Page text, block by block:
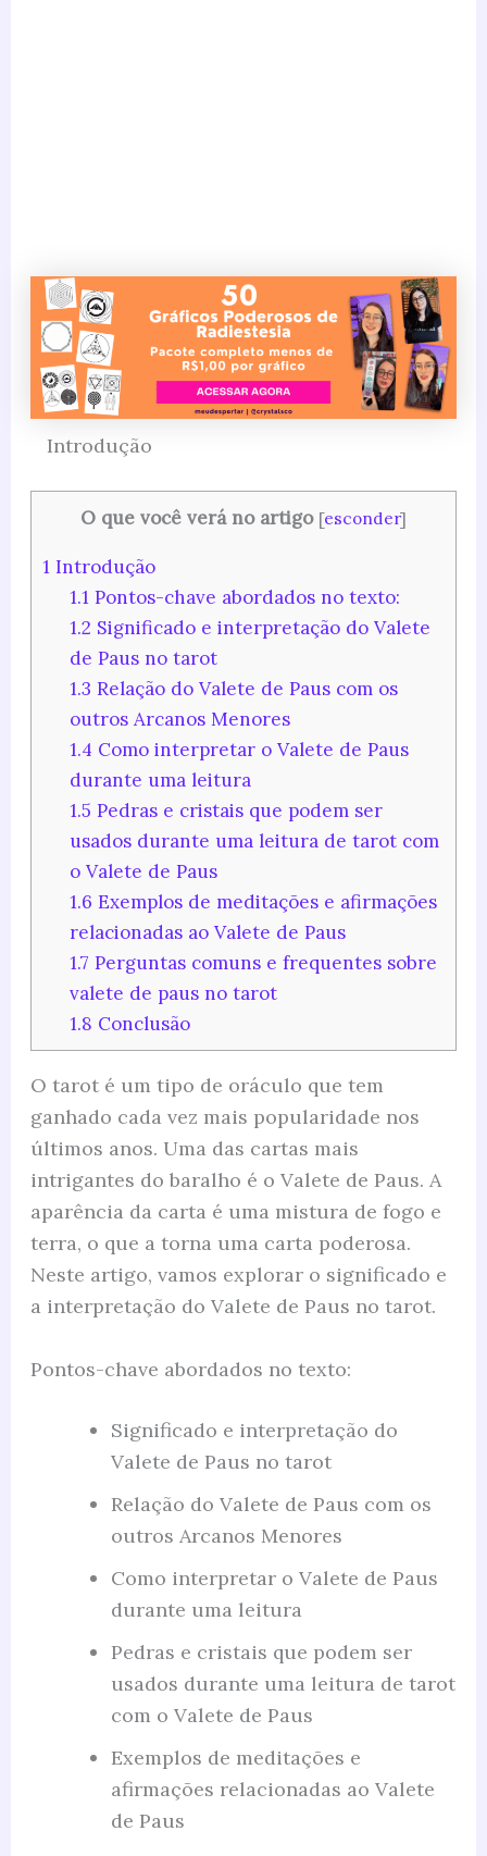
Introdução
O que você verá no artigo [esconder]
1Introdução
1.1 Pontos-chave abordados no texto:
1.2 Significado e interpretação do Valete
de Paus no tarot
1.3 Relação do Valete de Paus com os
outros Arcanos Menores
1.4 Como interpretar o Valete de Paus
durante uma leitura
1.5 Pedras e cristais que podem ser
usados durante uma leitura de tarot com
o Valete de Paus
1.6 Exemplos de meditações e afirmações
relacionadas ao Valete de Paus
1.7 Perguntas comuns e frequentes sobre
valete de paus no tarot
1.8 Conclusão
O tarot é um tipo de oráculo que tem
ganhado cada vez mais popularidade nos
últimos anos. Uma das cartas mais
intrigantes do baralho é o Valete de Paus. A
aparência da carta é uma mistura de fogo e
terra, o que a torna uma carta poderosa.
Neste artigo, vamos explorar o significado e
a interpretação do Valete de Paus no tarot.
Pontos-chave abordados no texto:
Significado e interpretação do
Valete de Paus no tarot
Relação do Valete de Paus com os
outros Arcanos Menores
Como interpretar o Valete de Paus
durante uma leitura
Pedras e cristais que podem ser
usados durante uma leitura de tarot
com o Valete de Paus
Exemplos de meditações e
afirmações relacionadas ao Valete
de Paus